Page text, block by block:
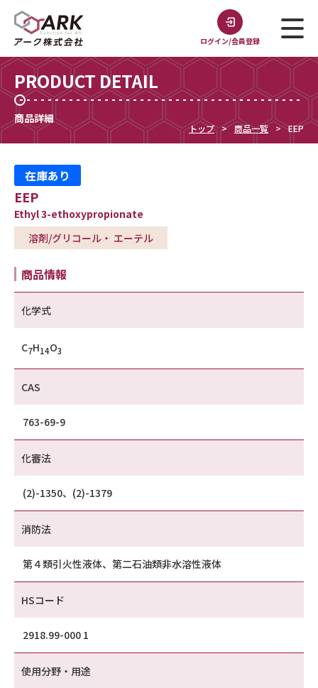
ログイン/会員登録
PRODUCT DETAIL
商品詳細
トップ 商品一覧 EEP
在庫あり
EEP
Ethyl 3-ethoxypropionate
溶剤/グリコール・ エーテル
商品情報
化学式
C7H14O3
CAS
763-69-9
化審法
(2)-1350、(2)-1379
消防法
第４類引火性液体、第二石油類非水溶性液体
HSコード
2918.99-000 1
使用分野・用途